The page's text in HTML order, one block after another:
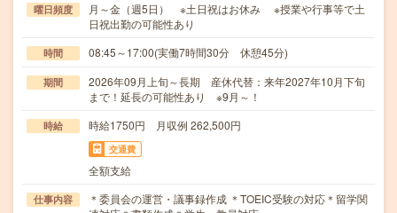
曜日頻度
月～金（週5日） ※土日祝はお休み ※授業や行事等で土
日祝出勤の可能性あり
時間 08:45～17:00(実働7時間30分 休憩45分)
期間
2026年09月上旬～長期 産休代替：来年2027年10月下旬
まで！延長の可能性あり ※9月～！
時給 時給1750円 月収例 262,500円
交通費
全額支給
仕事内容
＊委員会の運営・議事録作成 ＊TOEIC受験の対応＊留学関